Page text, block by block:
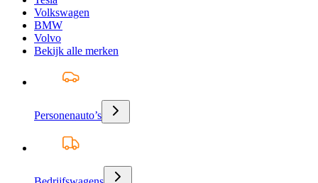
Volkswagen
BMW
Volvo
Bekijk alle merken
Personenauto’s